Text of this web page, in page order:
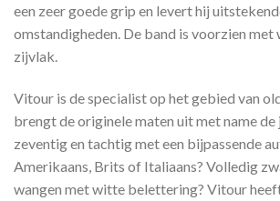
een zeer goede grip en levert hij
omstandigheden. De band is voorzien
zijvlak.
Vitour is de specialist op het gebied van
brengt de originele maten uit met name de
zeventig en tachtig met een bijpassende
Amerikaans, Brits of Italiaans? Volledig
wangen met witte belettering? Vitour